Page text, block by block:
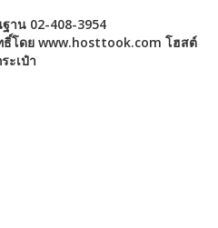
าน 02-408-3954
โดย www.hosttook.com โฮสต์
ะเป๋า